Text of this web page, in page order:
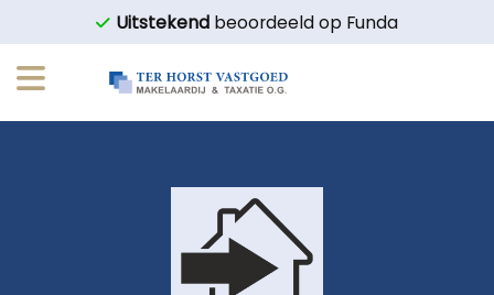
inhoud
Uitstekend beoordeeld op Funda